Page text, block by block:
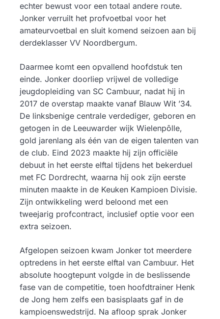
echter bewust voor een totaal andere route.
Jonker verruilt het profvoetbal voor het
amateurvoetbal en sluit komend seizoen aan bij
derdeklasser VV Noordbergum.
Daarmee komt een opvallend hoofdstuk ten
einde. Jonker doorliep vrijwel de volledige
jeugdopleiding van SC Cambuur, nadat hij in
2017 de overstap maakte vanaf Blauw Wit ’34.
De linksbenige centrale verdediger, geboren en
getogen in de Leeuwarder wijk Wielenpôlle,
gold jarenlang als één van de eigen talenten van
de club. Eind 2023 maakte hij zijn officiële
debuut in het eerste elftal tijdens het bekerduel
met FC Dordrecht, waarna hij ook zijn eerste
minuten maakte in de Keuken Kampioen Divisie.
Zijn ontwikkeling werd beloond met een
tweejarig profcontract, inclusief optie voor een
extra seizoen.
Afgelopen seizoen kwam Jonker tot meerdere
optredens in het eerste elftal van Cambuur. Het
absolute hoogtepunt volgde in de beslissende
fase van de competitie, toen hoofdtrainer Henk
de Jong hem zelfs een basisplaats gaf in de
kampioenswedstrijd. Na afloop sprak Jonker